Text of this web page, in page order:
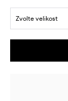
Zvolte velikost